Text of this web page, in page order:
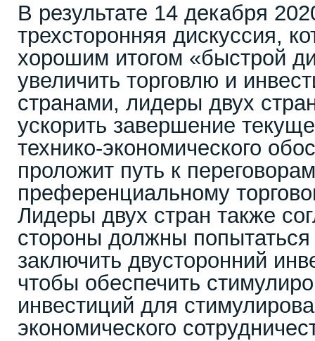
В результате 14 декабря
трехсторонняя дискуссия,
хорошим итогом «быстрой
увеличить торговлю и
странами, лидеры двух
ускорить завершение
технико-экономического
проложит путь к
преференциальному
Лидеры двух стран также
стороны должны
заключить двусторонний
чтобы обеспечить
инвестиций для
экономического